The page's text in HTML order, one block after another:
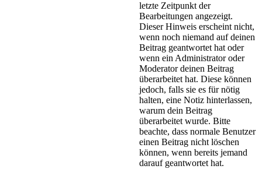
letzte Zeitpunkt der
Bearbeitungen angezeigt.
Dieser Hinweis erscheint nicht,
wenn noch niemand auf deinen
Beitrag geantwortet hat oder
wenn ein Administrator oder
Moderator deinen Beitrag
überarbeitet hat. Diese können
jedoch, falls sie es für nötig
halten, eine Notiz hinterlassen,
warum dein Beitrag
überarbeitet wurde. Bitte
beachte, dass normale Benutzer
einen Beitrag nicht löschen
können, wenn bereits jemand
darauf geantwortet hat.